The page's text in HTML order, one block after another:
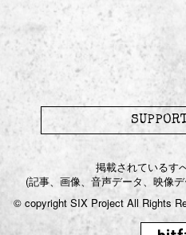
掲載されているす
(記事、画像、音声データ、映像
© copyright SIX Project All Rights